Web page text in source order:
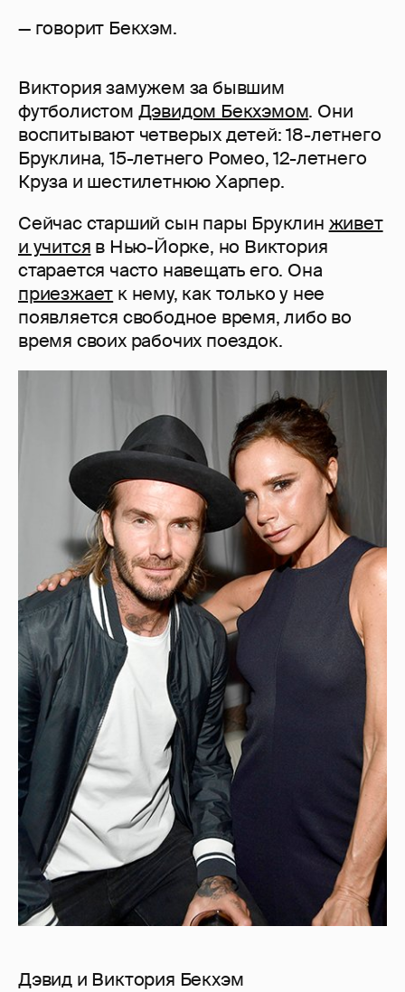
— говорит Бекхэм.
Виктория замужем за бывшим
футболистом Дэвидом Бекхэмом. Они
воспитывают четверых детей: 18-летнего
Бруклина, 15-летнего Ромео, 12-летнего
Круза и шестилетнюю Харпер.
Сейчас старший сын пары Бруклин живет
и учится в Нью-Йорке, но Виктория
старается часто навещать его. Она
приезжает к нему, как только у нее
появляется свободное время, либо во
время своих рабочих поездок.
Дэвид и Виктория Бекхэм